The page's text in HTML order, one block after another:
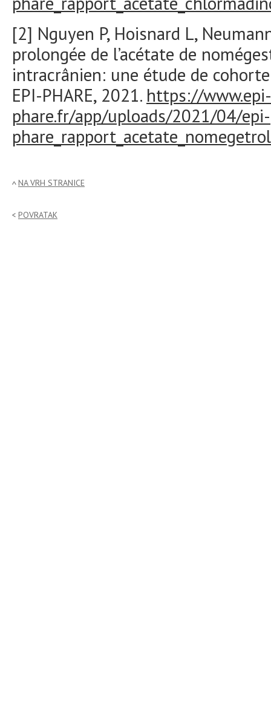
[2] Nguyen P, Hoisnard L,
prolongée de l’acétate de
intracrânien: une étude de
EPI-PHARE, 2021. https://www.epi-
phare.fr/app/uploads/2021/04/epi-
NA VRH STRANICE
POVRATAK